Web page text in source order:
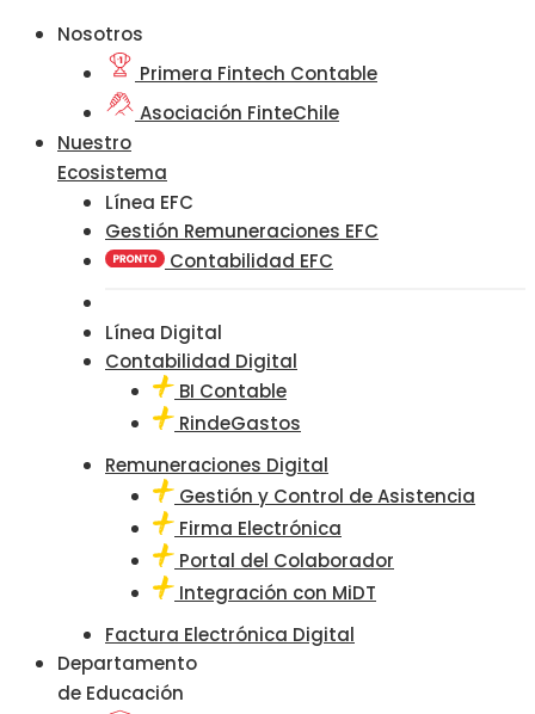
Nosotros
Primera Fintech Contable
Asociación FinteChile
Nuestro
Ecosistema
Línea EFC
Gestión Remuneraciones EFC
Contabilidad EFC
Línea Digital
Contabilidad Digital
BI Contable
RindeGastos
Remuneraciones Digital
Gestión y Control de Asistencia
Firma Electrónica
Portal del Colaborador
Integración con MiDT
Factura Electrónica Digital
Departamento
de Educación